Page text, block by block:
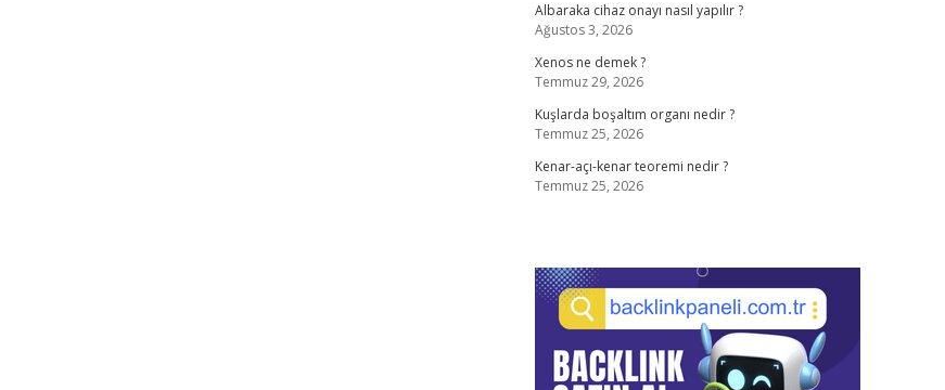
Albaraka cihaz onayı nasıl yapılır ?
Ağustos 3, 2026
Xenos ne demek ?
Temmuz 29, 2026
Kuşlarda boşaltım organı nedir ?
Temmuz 25, 2026
Kenar-açı-kenar teoremi nedir ?
Temmuz 25, 2026